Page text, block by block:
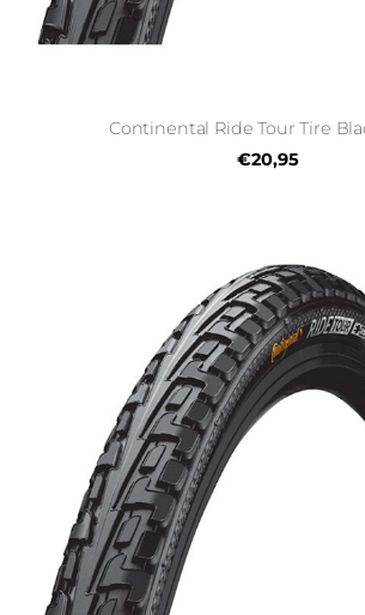
Continental Ride Tour Tire
€20,95